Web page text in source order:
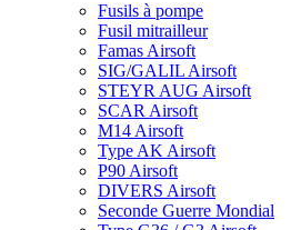
Fusils à pompe
Fusil mitrailleur
Famas Airsoft
SIG/GALIL Airsoft
STEYR AUG Airsoft
SCAR Airsoft
M14 Airsoft
Type AK Airsoft
P90 Airsoft
DIVERS Airsoft
Seconde Guerre Mondial